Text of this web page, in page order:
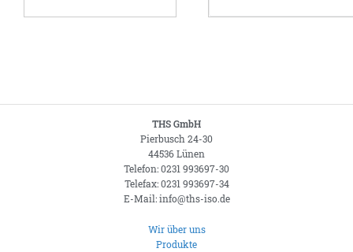
THS GmbH
Pierbusch 24-30
44536 Lünen
Telefon: 0231 993697-30
Telefax: 0231 993697-34
E-Mail: info@ths-iso.de
Wir über uns
Produkte